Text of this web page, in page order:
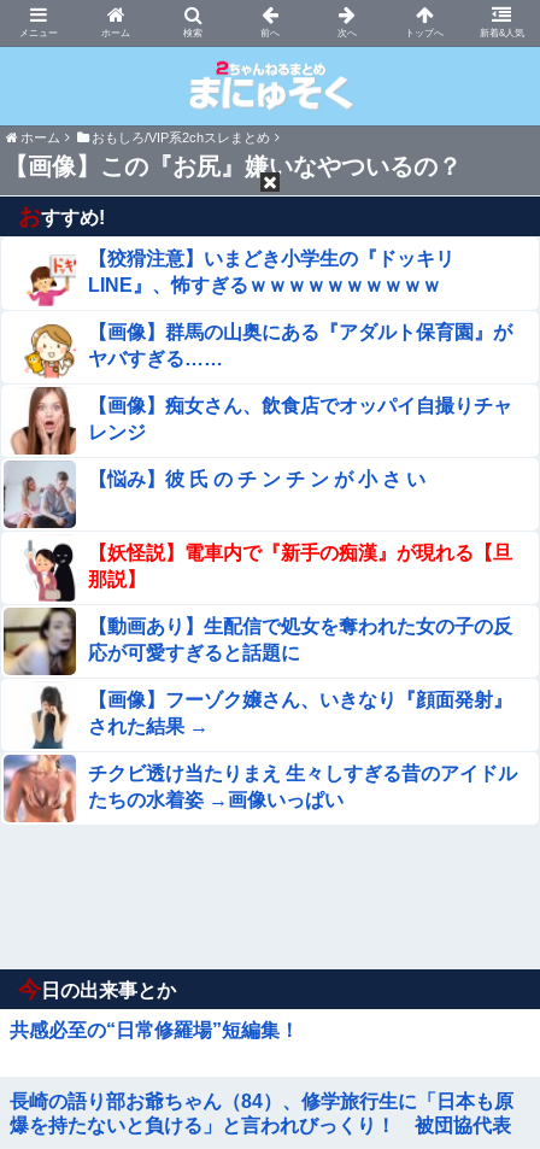
ホーム 新着&人気
まにゅそく 2chまとめニュース速報VIP
ホーム おもしろ/VIP系2chスレまとめ
【画像】この『お尻』嫌いなやついるの？
おすすめ!
【狡猾注意】いまどき小学生の『ドッキリ
LINE』、怖すぎるｗｗｗｗｗｗｗｗｗｗ
【画像】群馬の山奥にある『アダルト保育園』が
ヤバすぎる……
【画像】痴女さん、飲食店でオッパイ自撮りチャ
レンジ
【悩み】彼 氏 の チ ン チ ン が 小 さ い
【妖怪説】電車内で『新手の痴漢』が現れる【旦
那説】
【動画あり】生配信で処女を奪われた女の子の反
応が可愛すぎると話題に
【画像】フーゾク嬢さん、いきなり『顔面発射』
された結果 →
チクビ透け当たりまえ 生々しすぎる昔のアイドル
たちの水着姿 →画像いっぱい
今 日の出来事とか
共感必至の“日常修羅場”短編集！
長崎の語り部お爺ちゃん（84）、修学旅行生に「日本も原
爆を持たないと負ける」と言われびっくり！ 被団協代表